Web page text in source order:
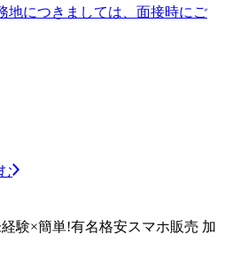
地につきましては、面接時にご
験×簡単!有名格安スマホ販売 加